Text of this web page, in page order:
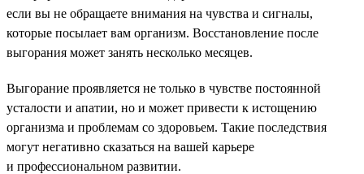
если вы не обращаете внимания на чувства и сигналы,
которые посылает вам организм. Восстановление после
выгорания может занять несколько месяцев.
Выгорание проявляется не только в чувстве постоянной
усталости и апатии, но и может привести к истощению
организма и проблемам со здоровьем. Такие последствия
могут негативно сказаться на вашей карьере
и профессиональном развитии.